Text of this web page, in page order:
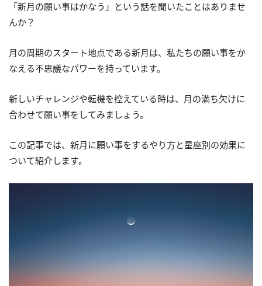
「新月の願い事はかなう」という話を聞いたことはありませ
んか？
月の周期のスタート地点である新月は、私たちの願い事をか
なえる不思議なパワーを持っています。
新しいチャレンジや転機を控えている時は、月の満ち欠けに
合わせて願い事をしてみましょう。
この記事では、新月に願い事をするやり方と星座別の効果に
ついて紹介します。